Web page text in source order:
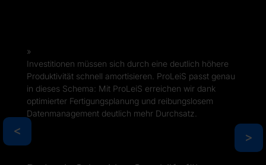
Investitionen müssen sich durch eine deutlich höhere
Produktivität schnell amortisieren. ProLeiS passt genau
in dieses Schema: Mit ProLeiS erreichen wir dank
optimierter Fertigungsplanung und reibungslosem
Datenmanagement deutlich mehr Durchsatz.
> >